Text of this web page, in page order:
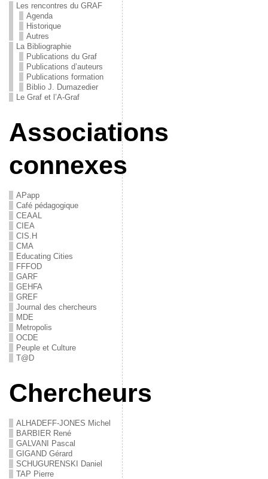
Les rencontres du GRAF
Agenda
Historique
Autres
La Bibliographie
Publications du Graf
Publications d’auteurs
Publications formation
Biblio J. Dumazedier
Le Graf et l’A-Graf
Associations
connexes
APapp
Café pédagogique
CEAAL
CIEA
CIS.H
CMA
Educating Cities
FFFOD
GARF
GEHFA
GREF
Journal des chercheurs
MDE
Metropolis
OCDE
Peuple et Culture
T@D
Chercheurs
ALHADEFF-JONES Michel
BARBIER René
GALVANI Pascal
GIGAND Gérard
SCHUGURENSKI Daniel
TAP Pierre